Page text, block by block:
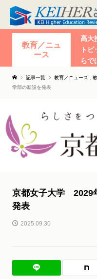
教育／ニュ
ース
高大
ト
らで
記事一覧 教育／ニュース
学部の新設を発表
京都女子大学 2029
発表
2025.09.30